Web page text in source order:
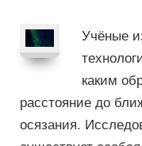
Учёные
каким
расстояние до
осязания.